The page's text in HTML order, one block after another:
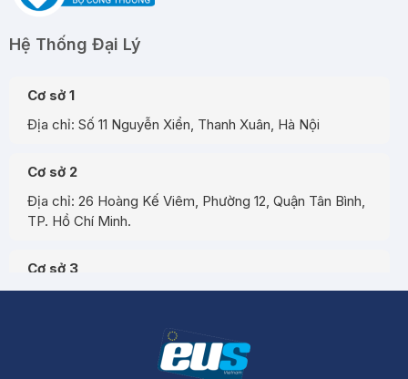
Hệ Thống Đại Lý
Cơ sở 1
Địa chỉ: Số 11 Nguyễn Xiển, Thanh Xuân, Hà Nội
Cơ sở 2
Địa chỉ: 26 Hoàng Kế Viêm, Phường 12, Quận Tân Bình,
TP. Hồ Chí Minh.
Cơ sở 3